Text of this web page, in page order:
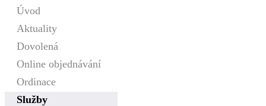
Úvod
Aktuality
Dovolená
Online objednávání
Ordinace
Služby